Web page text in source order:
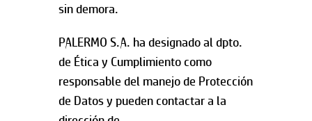
sin demora.
PALERMO S.A. ha designado al dpto.
de Ética y Cumplimiento como
responsable del manejo de Protección
de Datos y pueden contactar a la